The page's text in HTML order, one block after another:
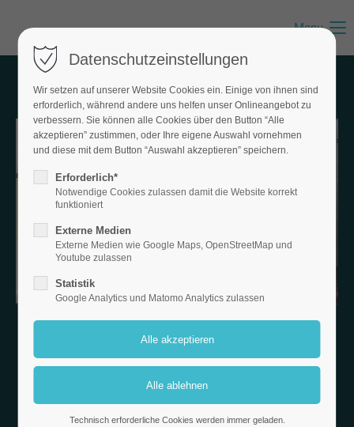
Menu
Datenschutzeinstellungen
Wir setzen auf unserer Website Cookies ein. Einige von ihnen sind
erforderlich, während andere uns helfen unser Onlineangebot zu
verbessern. Sie können alle Cookies über den Button “Alle
akzeptieren” zustimmen, oder Ihre eigene Auswahl vornehmen
und diese mit dem Button “Auswahl akzeptieren” speichern.
Erforderlich*
Notwendige Cookies zulassen damit die Website korrekt
funktioniert
Externe Medien
Externe Medien wie Google Maps, OpenStreetMap und
Youtube zulassen
Statistik
Google Analytics und Matomo Analytics zulassen
Technisch erforderliche Cookies werden immer geladen.